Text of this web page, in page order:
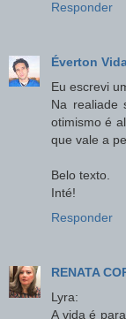
Responder
Éverton
Eu escrevi
Na realiade
otimismo é
que vale a
Belo texto.
Inté!
Responder
RENATA
Lyra:
A vida é